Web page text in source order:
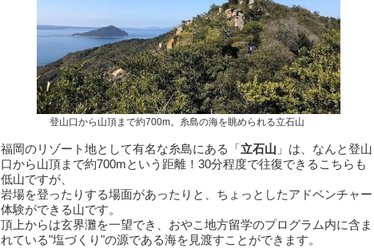
登山口から山頂まで約700m。糸島の海を眺められる立石山
福岡のリゾート地として有名な糸島にある「立石山 」は、なんと登山
口から山頂まで約700mという距離！30分程度で往復できるこちらも
低山ですが、
岩場を登ったりする場面があったりと、ちょっとしたアドベンチャー
体験ができる山です。
頂上からは玄界灘を一望でき、おやこ地方留学のプログラム内に含ま
れている"塩づくり"の源である海を見渡すことができます。